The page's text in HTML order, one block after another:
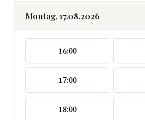
Montag, 17.08.2026
16:00
17:00
18:00